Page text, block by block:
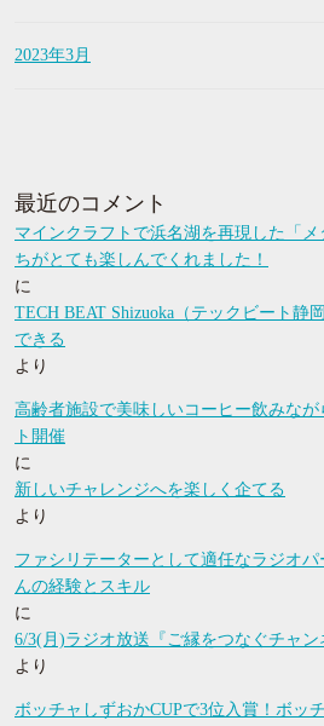
2023年3月
最近のコメント
マインクラフトで浜名湖を再現した「
ちがとても楽しんでくれました！
に
TECH BEAT Shizuoka（テックビート静
できる
より
高齢者施設で美味しいコーヒー飲みな
ト開催
に
新しいチャレンジへを楽しく企てる
より
ファシリテーターとして適任なラジオパ
んの経験とスキル
に
6/3(月)ラジオ放送『ご縁をつなぐチャン
より
ボッチャしずおかCUPで3位入賞！ボッ